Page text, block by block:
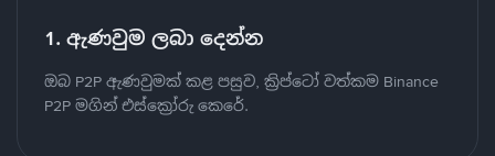
1. ඇණවුම ලබා දෙන්න
ඔබ P2P ඇණවුමක් කළ පසුව, ක්‍රිප්ටෝ වත්කම Binance
P2P මගින් එස්ක්‍රෝරු කෙරේ.